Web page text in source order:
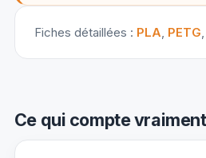
Fiches détaillées : PLA, PETG,
Ce qui compte